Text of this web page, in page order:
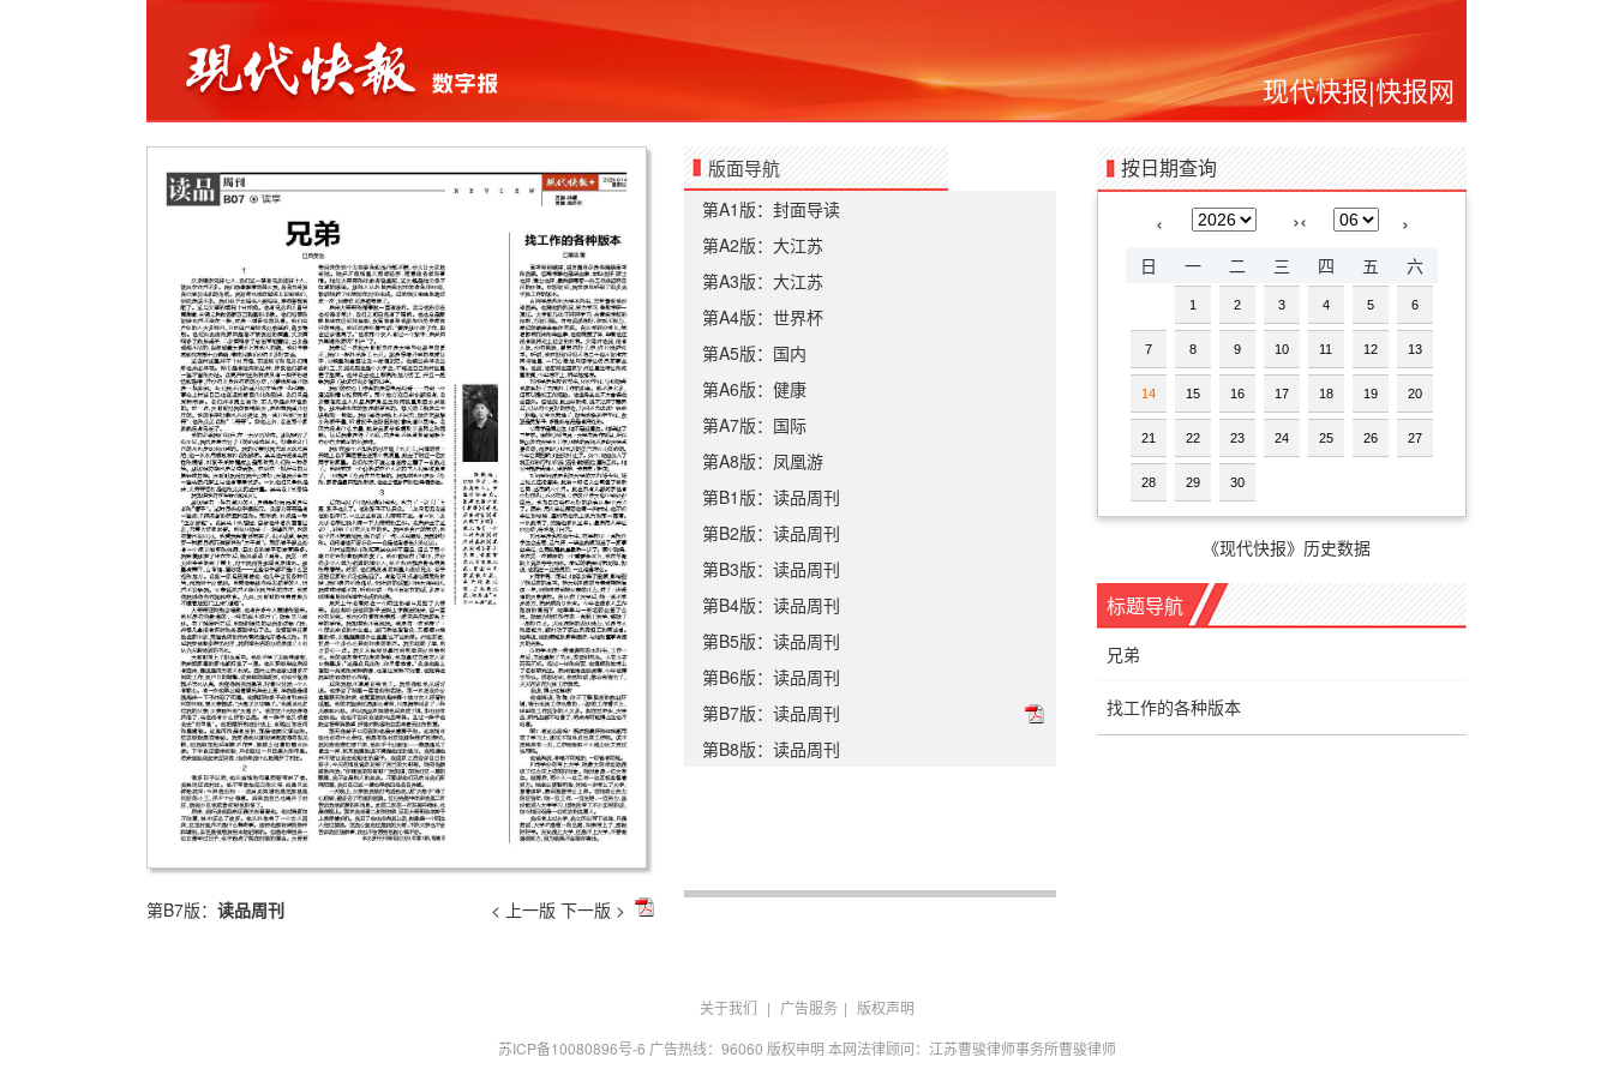
现代快报|快报网
第B7版： 读品周刊 < 上一版 下一版 >
版面导航
第A1版：封面导读
第A2版：大江苏
第A3版：大江苏
第A4版：世界杯
第A5版：国内
第A6版：健康
第A7版：国际
第A8版：凤凰游
第B1版：读品周刊
第B2版：读品周刊
第B3版：读品周刊
第B4版：读品周刊
第B5版：读品周刊
第B6版：读品周刊
第B7版：读品周刊
第B8版：读品周刊
按日期查询
‹ ›‹ ›
日 一 二 三 四 五 六
1 2 3 4 5 6
7 8 9 10 11 12 13
14 15 16 17 18 19 20
21 22 23 24 25 26 27
28 29 30
《现代快报》历史数据
标题导航
兄弟
找工作的各种版本
关于我们 | 广告服务 | 版权声明
苏ICP备10080896号-6 广告热线：96060 版权申明 本网法律顾问：江苏曹骏律师事务所曹骏律师